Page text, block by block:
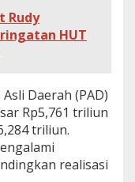
Rudy
HUT
Daerah (PAD)
Rp5,761 triliun
triliun.
realisasi